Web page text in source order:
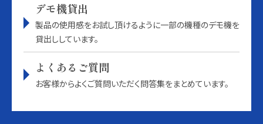
デモ機貸出
製品の使用感をお試し頂けるように一部の機種のデモ機を
貸出ししています。
よくあるご質問
お客様からよくご質問いただく問答集をまとめています。